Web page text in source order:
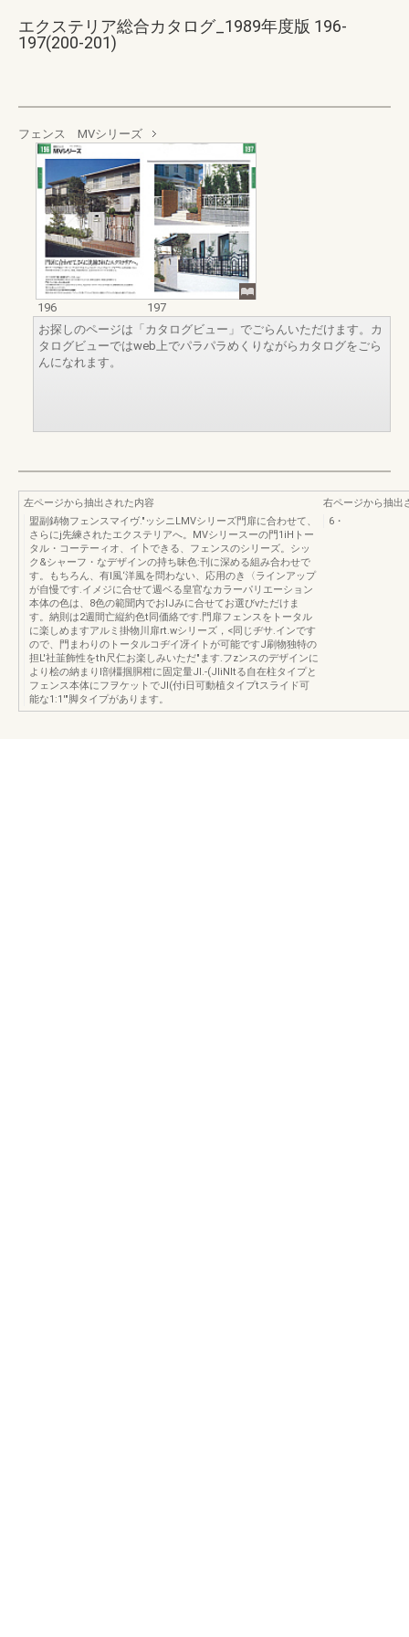
エクステリア総合カタログ_1989年度版 196-
197(200-201)
フェンス MVシリーズ
196
197
お探しのページは「カタログビュー」でごらんいただけます。カ
タログビューではweb上でパラパラめくりながらカタログをごら
んになれます。
左ページから抽出された内容
盟副鋳物フェンスマイヴ."ッシニLMVシリーズ門扉に合わせて、
さらにj先練されたエクステリアへ。MVシリースーの門1iHトー
タル・コーテーィオ、イ卜できる、フェンスのシリーズ。シッ
ク&シャーフ・なデザインの持ち昧色:刊に深める組み合わせで
す。もちろん、有l風‘洋風を問わない、応用のき〈ラインアップ
が自慢です.イメジに合せて週ベる皇官なカラーパリエーション
本体の色は、8色の範聞内でおIJみに合せてお選びνただけま
す。納則は2週間亡縦約色t同価絡です.門扉フェンスをトータル
に楽しめますアルミ掛物川扉rt.wシリーズ，<同じヂサ.インです
ので、門まわりのトータルコヂイ冴イトが可能ですJ刷物独特の
担L'社韮飾性をth尺仁お楽しみいただ"ます.フzンスのデザインに
より桧の納まりl剖橿掴胴柑に固定量Jl.-(JliNItる自在柱タイプと
フェンス本体にフヲケットでJI(付i日可動植タイプtスライド可
能な1:1'"脚タイプがあります。
右ページから抽出
6・